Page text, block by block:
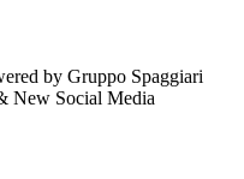
by Gruppo Spaggiari
New Social Media